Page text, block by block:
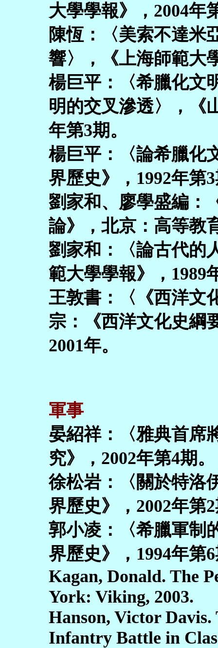
大學學報》，2004年
陳恆：〈美索不達米
響〉，《上海師範大
楊巨平：〈希臘化文
明的交叉滲透〉，《
年第3期。
楊巨平：〈論希臘化
界歷史》，1992年第
劉家和、廖學盛編：
論》，北京：高等教
劉家和：〈論古代的
範大學學報》，1989
王敦書：〈《西洋文
宗：《西洋文化史綱
2001年。
軍事
晏紹祥：〈雅典首席
究》，2002年第4期。
徐松岩：〈關於特洛
界歷史》，2002年第
郭小凌：〈希臘軍制
界歷史》，1994年第
Kagan, Donald. The
York: Viking, 2003.
Hanson, Victor
Infantry Battle in